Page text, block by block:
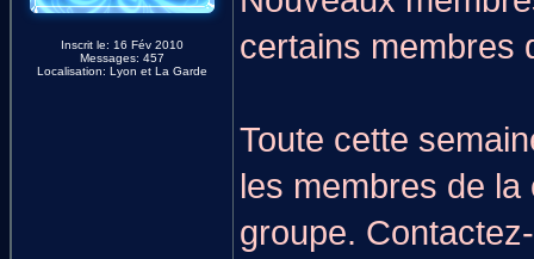
Inscrit le: 16 Fév 2010
Messages: 457
Localisation: Lyon et La Garde
certains membres
Toute cette
les membres de
groupe.